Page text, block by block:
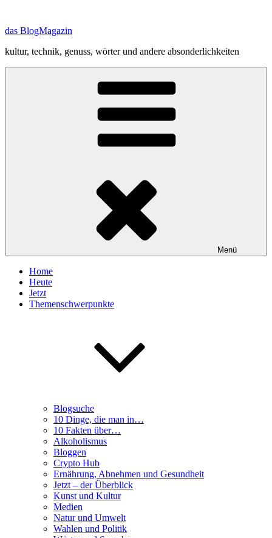
springen
das BlogMagazin
kultur, technik, genuss, wörter und andere absonderlichkeiten
Menü
Home
Heute
Jetzt
Themenschwerpunkte
Blogsuche
10 Dinge, die man in…
10 Fakten über…
Alkoholismus
Bloggen
Crypto Hub
Ernährung, Abnehmen und Gesundheit
Jetzt – der Überblick
Kunst und Kultur
Medien
Natur und Umwelt
Wahlen und Politik